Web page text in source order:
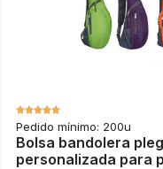
Pedido mínimo: 200u
Bolsa bandolera
personalizada para